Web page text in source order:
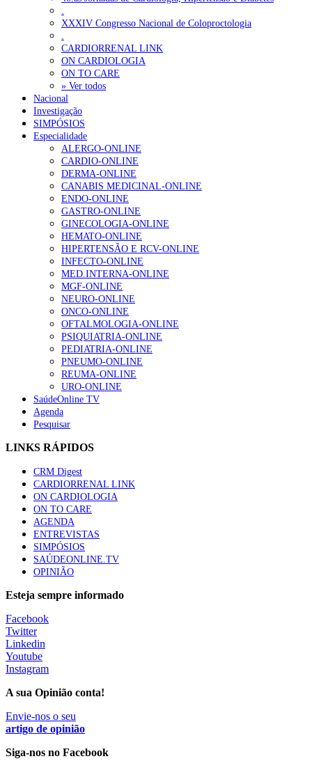
privada da ULS do Algarve
Ordem dos Médicos alerta para riscos no novo sistema de acesso
a consultas e cirurgias 7 de Agosto, 2026
Portugal está a formar os médicos de que precisa?
2026
NOTÍCIAS MAIS LIDAS
Enfermagem Forense. “Da urgência ao tribunal, cada
gesto conta e cada profissional faz a diferença”
202 visualizações
Alguns milhares de utentes podem ficar sem médico de
família com nova regras do registo, alerta associação
155 visualizações
1.º Episódio do Podcast “Frequência Cardio – Sintoniza-
te na Insuficiência Cardíaca” da Bayer
99 visualizações
“Os programas de rastreio do cancro do pulmão são
custo-efetivos e representam um investimento
sustentável para os sistemas de saúde”
88 visualizações
Quase quatro em cada dez doentes com enfarte
apresentavam níveis elevados de Lp(a), revela estudo
86 visualizações
Trodelvy aprovado para primeira linha no cancro da
mama triplo negativo metastático em doentes não
elegíveis para inibidores PD-(L)1
61 visualizações
MAIS NOTÍCIAS
Quase 11.900 jovens recorreram aos cheques psicólogo e
nutricionista no primeiro mês
7 Ago, 2026|0 Comments
ULS de Coimbra estreia cirurgia endoscópica do ouvido com
apoio robótico em Portugal
.
XXXIV Congresso Nacional de Coloproctologia
.
CARDIORRENAL LINK
ON CARDIOLOGIA
ON TO CARE
» Ver todos
Nacional
Investigação
SIMPÓSIOS
Especialidade
ALERGO-ONLINE
CARDIO-ONLINE
DERMA-ONLINE
CANABIS MEDICINAL-ONLINE
ENDO-ONLINE
GASTRO-ONLINE
GINECOLOGIA-ONLINE
HEMATO-ONLINE
HIPERTENSÃO E RCV-ONLINE
INFECTO-ONLINE
MED.INTERNA-ONLINE
MGF-ONLINE
NEURO-ONLINE
ONCO-ONLINE
OFTALMOLOGIA-ONLINE
PSIQUIATRIA-ONLINE
PEDIATRIA-ONLINE
PNEUMO-ONLINE
REUMA-ONLINE
URO-ONLINE
SaúdeOnline TV
Agenda
Pesquisar
LINKS RÁPIDOS
CRM Digest
CARDIORRENAL LINK
ON CARDIOLOGIA
ON TO CARE
AGENDA
ENTREVISTAS
SIMPÓSIOS
SAÚDEONLINE.TV
OPINIÃO
Esteja sempre informado
Facebook
Twitter
Linkedin
Youtube
Instagram
A sua Opinião conta!
Envie-nos o seu
artigo de opinião
Siga-nos no Facebook